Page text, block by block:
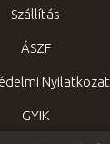
Szállítás
ÁSZF
Nyilatkozat
GYIK